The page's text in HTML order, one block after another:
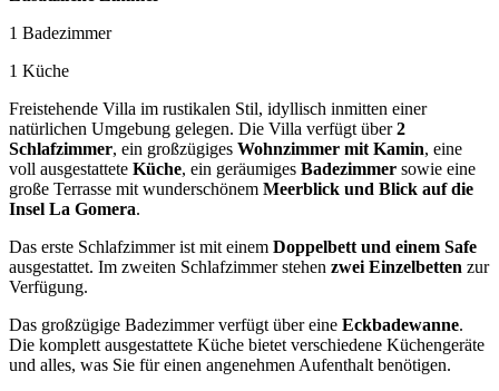
1 Badezimmer
1 Küche
Freistehende Villa im rustikalen Stil, idyllisch inmitten einer
natürlichen Umgebung gelegen. Die Villa verfügt über2
Schlafzimmer, ein großzügiges Wohnzimmer mit Kamin, eine
voll ausgestattete Küche, ein geräumiges Badezimmer sowie eine
große Terrasse mit wunderschönem Meerblick und Blick auf die
Insel La Gomera.
Das erste Schlafzimmer ist mit einem Doppelbett und einem Safe
ausgestattet. Im zweiten Schlafzimmer stehen zwei Einzelbetten zur
Verfügung.
Das großzügige Badezimmer verfügt über eine Eckbadewanne.
Die komplett ausgestattete Küche bietet verschiedene Küchengeräte
und alles, was Sie für einen angenehmen Aufenthalt benötigen.